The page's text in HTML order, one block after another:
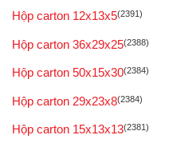
Hộp carton 12x13x5(2391)
Hộp carton 36x29x25(2388)
Hộp carton 50x15x30(2384)
Hộp carton 29x23x8(2384)
Hộp carton 15x13x13(2381)